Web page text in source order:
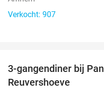
Verkocht: 907
3-gangendiner bij
Reuvershoeve